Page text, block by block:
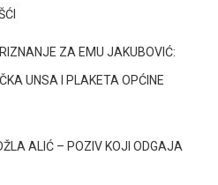
ZA EMU JAKUBOVIĆ:
UNSA I PLAKETA OPĆINE
ALIĆ – POZIV KOJI ODGAJA